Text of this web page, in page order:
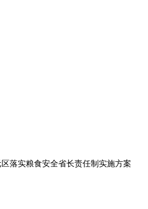
区落实粮食安全省长责任制实施方案